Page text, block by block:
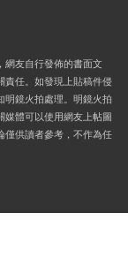
網友自行發佈的書面文
責任。如發現上貼稿件侵
明鏡火拍處理。明鏡火拍
媒體可以使用網友上帖圖
僅供讀者參考，不作為任